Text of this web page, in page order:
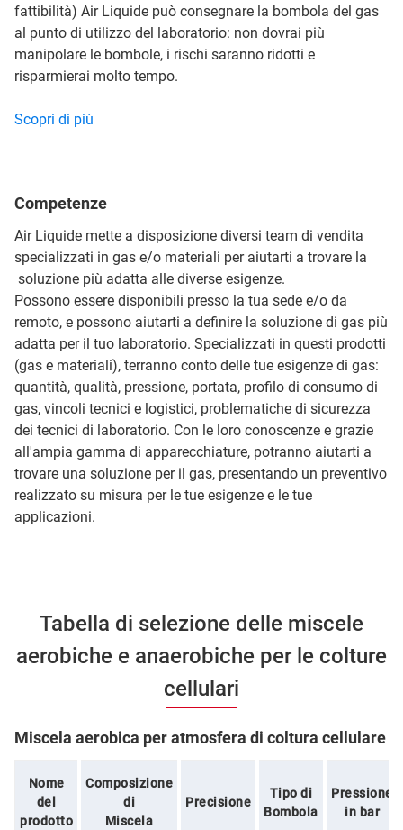
fattibilità) Air Liquide può consegnare la bombola del gas
al punto di utilizzo del laboratorio: non dovrai più
manipolare le bombole, i rischi saranno ridotti e
risparmierai molto tempo.
Scopri di più
Competenze
Air Liquide mette a disposizione diversi team di vendita
specializzati in gas e/o materiali per aiutarti a trovare la
soluzione più adatta alle diverse esigenze.
Possono essere disponibili presso la tua sede e/o da
remoto, e possono aiutarti a definire la soluzione di gas più
adatta per il tuo laboratorio. Specializzati in questi prodotti
(gas e materiali), terranno conto delle tue esigenze di gas:
quantità, qualità, pressione, portata, profilo di consumo di
gas, vincoli tecnici e logistici, problematiche di sicurezza
dei tecnici di laboratorio. Con le loro conoscenze e grazie
all'ampia gamma di apparecchiature, potranno aiutarti a
trovare una soluzione per il gas, presentando un preventivo
realizzato su misura per le tue esigenze e le tue
applicazioni.
Tabella di selezione delle miscele
aerobiche e anaerobiche per le colture
cellulari
Miscela aerobica per atmosfera di coltura cellulare
Nome
del
prodotto
Composizione
di
Miscela
Precisione
Tipo di
Bombola
Pressione
in bar